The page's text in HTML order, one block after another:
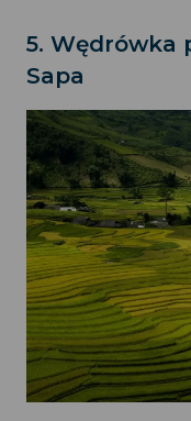
5. Wędrówka
Sapa